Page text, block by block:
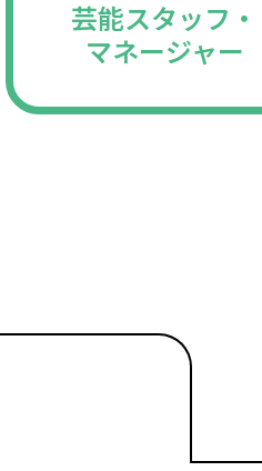
芸能スタッフ・
マネージャー